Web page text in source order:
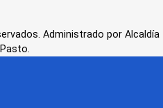
Administrado por Alcaldía